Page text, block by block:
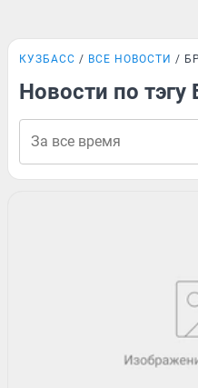
КУЗБАСС ВСЕ НОВОСТИ
Новости по